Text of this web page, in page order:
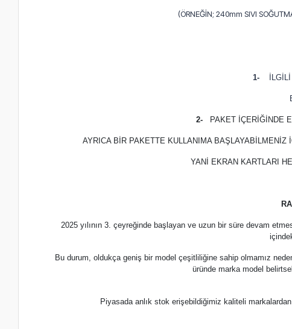
(ÖRNEĞİN; 240mm SIVI
1- İLGİLİ
2- PAKET İÇERİĞİNDE
AYRICA BİR PAKETTE KULLANIMA
YANİ EKRAN KARTLARI
2025 yılının 3. çeyreğinde başlayan ve uzun bir süre devam
Bu durum, oldukça geniş bir model çeşitliliğine sahip olmamız
üründe marka model
Piyasada anlık stok erişebildiğimiz kaliteli